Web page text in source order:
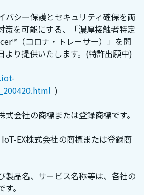
バシー保護とセキュリティ確保を両
策を可能にする、「濃厚接触者特定
（コロナ・トレーサー）」を開
より提供いたします。(特許出願中)
)
会社の商標または登録商標です。
EX株式会社の商標または登録商
品名、サービス名称等は、各社の
。